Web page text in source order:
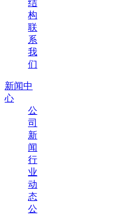
结
构
联
系
我
们
新闻中
心
公
司
新
闻
行
业
动
态
公